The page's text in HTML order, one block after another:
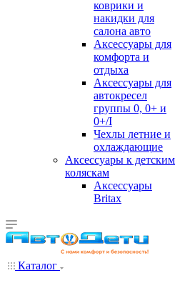
коврики и
накидки для
салона авто
Аксессуары для
комфорта и
отдыха
Аксессуары для
автокресел
группы 0, 0+ и
0+/I
Чехлы летние и
охлаждающие
Аксессуары к детским
коляскам
Аксессуары
Britax
Каталог